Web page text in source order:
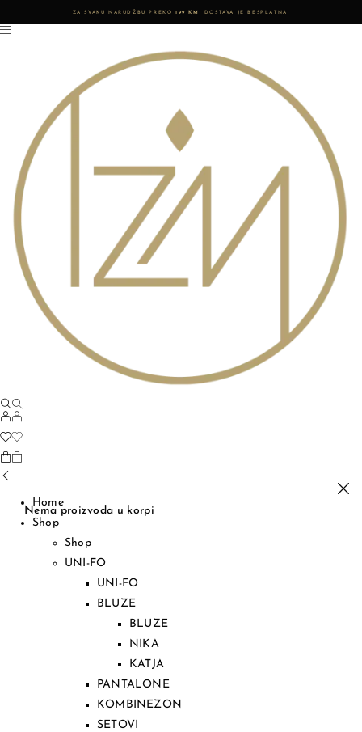
ZA SVAKU NARUDŽBU PREKO 199 KM , DOSTAVA JE BESPLATNA.
Nema proizvoda u korpi
Home
Shop
Shop
UNI-FO
UNI-FO
BLUZE
BLUZE
NIKA
KATJA
PANTALONE
KOMBINEZON
SETOVI